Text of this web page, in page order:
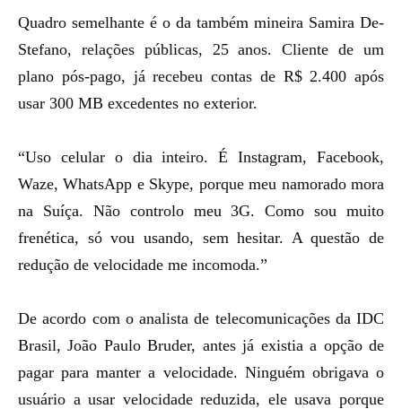
Quadro semelhante é o da também mineira Samira De-
Stefano, relações públicas, 25 anos. Cliente de um
plano pós-pago, já recebeu contas de R$ 2.400 após
usar 300 MB excedentes no exterior.
“Uso celular o dia inteiro. É Instagram, Facebook,
Waze, WhatsApp e Skype, porque meu namorado mora
na Suíça. Não controlo meu 3G. Como sou muito
frenética, só vou usando, sem hesitar. A questão de
redução de velocidade me incomoda.”
De acordo com o analista de telecomunicações da IDC
Brasil, João Paulo Bruder, antes já existia a opção de
pagar para manter a velocidade. Ninguém obrigava o
usuário a usar velocidade reduzida, ele usava porque